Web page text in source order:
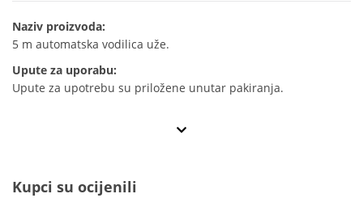
Naziv proizvoda:
5 m automatska vodilica uže.
Upute za uporabu:
Upute za upotrebu su priložene unutar pakiranja.
Kupci su ocijenili